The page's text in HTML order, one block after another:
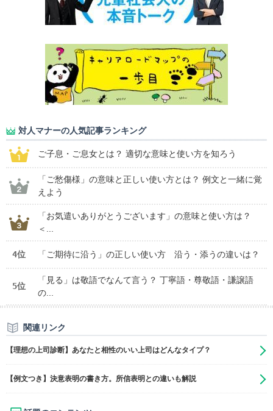
対人マナーの人気記事ランキング
ご子息・ご息女とは？ 適切な意味と使い方を知ろう
「ご愁傷様」の意味と正しい使い方とは？ 例文と一緒に覚
えよう
「お気遣いありがとうございます」の意味と使い方は？
＜...
4位 「ご期待に沿う」の正しい使い方 沿う・添うの違いは？
5位
「見る」は敬語でなんて言う？ 丁寧語・尊敬語・謙譲語
の...
関連リンク
【理想の上司診断】あなたと相性のいい上司はどんなタイプ？
【例文つき】決意表明の書き方。所信表明との違いも解説